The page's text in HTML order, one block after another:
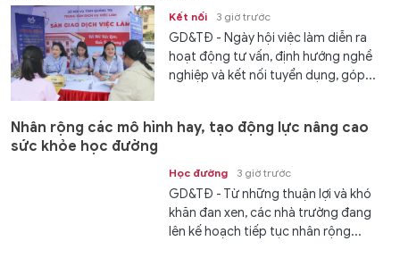
Kết nối 3 giờ trước
GD&TĐ - Ngày hội việc làm diễn ra
hoạt động tư vấn, định hướng nghề
nghiệp và kết nối tuyển dụng, góp...
Nhân rộng các mô hình hay, tạo động lực nâng cao
sức khỏe học đường
Học đường 3 giờ trước
GD&TĐ - Từ những thuận lợi và khó
khăn đan xen, các nhà trường đang
lên kế hoạch tiếp tục nhân rộng...